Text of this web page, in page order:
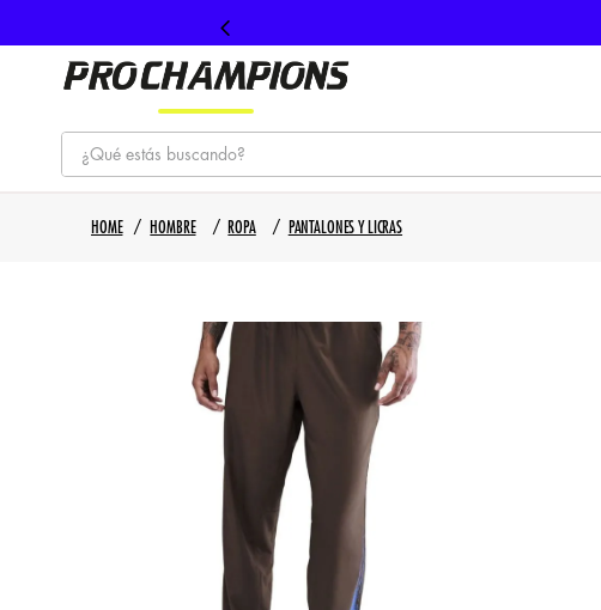
¿Qué estás buscando?
1. tenis
HOMBRE ROPA PANTALONES Y LICRAS